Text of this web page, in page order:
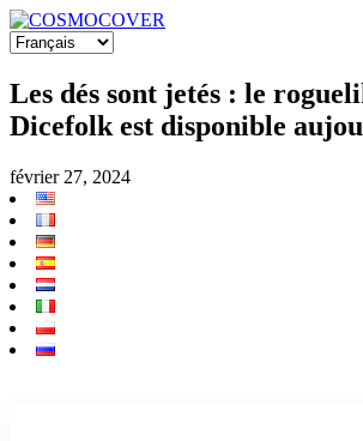
Les dés sont jetés : le
Dicefolk est disponible
février 27, 2024